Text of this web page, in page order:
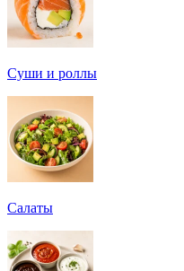
Суши и роллы
Салаты